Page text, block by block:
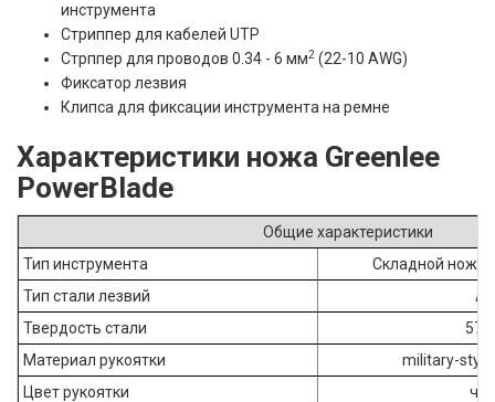
инструмента
Стриппер для кабелей UTP
Стрппер для проводов 0.34 - 6 мм2 (22-10 AWG)
Фиксатор лезвия
Клипса для фиксации инструмента на ремне
Характеристики ножа Greenlee
PowerBlade
Общие характеристики
Тип инструмента
Складной нож/
Тип стали лезвий
Твердость стали
57-
Материал рукоятки
military-style
Цвет рукоятки